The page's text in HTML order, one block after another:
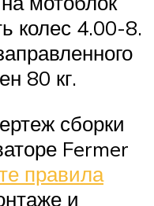
колес 4.00-8.
80 кг.
сборки
Fermer
правила
и